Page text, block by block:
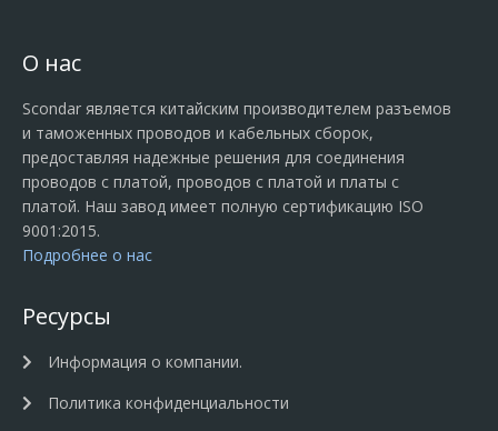
О нас
Scondar является китайским производителем разъемов
и таможенных проводов и кабельных сборок,
предоставляя надежные решения для соединения
проводов с платой, проводов с платой и платы с
платой. Наш завод имеет полную сертификацию ISO
9001:2015.
Подробнее о нас
Ресурсы
Информация о компании.
Политика конфиденциальности